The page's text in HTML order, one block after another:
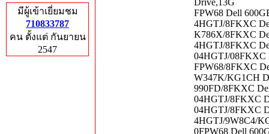
มีผู้เข้าเยี่ยมชม
710833787
คน ตั้งแต่ กันยายน
2547
Drive,13G
FPW68 Dell
4HGTJ/8FKXC
K786X/8FKXC
4HGTJ/8FKXC
04HGTJ/08FKXC
FPW68/8FKXC
W347K/KG1CH
990FD/8FKXC
04HGTJ/8FKXC
04HGTJ/8FKXC
4HGTJ/9W8C4/
0FPW68 Dell